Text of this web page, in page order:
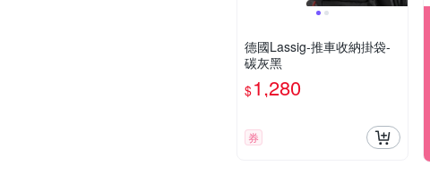
德國Lassig-推車收納掛袋-
碳灰黑
$1,280
券